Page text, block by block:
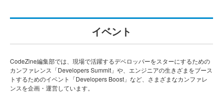
イベント
CodeZine編集部では、現場で活躍するデベロッパーをスターにするための
カンファレンス「Developers Summit」や、エンジニアの生きざまをブース
トするためのイベント「Developers Boost」など、さまざまなカンファレ
ンスを企画・運営しています。